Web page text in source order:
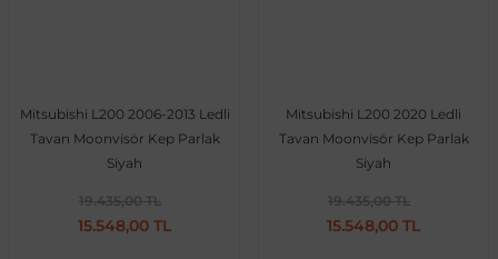
Mitsubishi L200 2006-2013 Ledli
Tavan Moonvisör Kep Parlak
Siyah
19.435,00 TL
15.548,00 TL
Mitsubishi L200 2020 Ledli
Tavan Moonvisör Kep Parlak
Siyah
19.435,00 TL
15.548,00 TL